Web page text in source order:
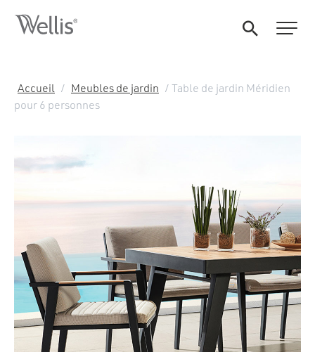
Accueil / Meubles de jardin
/ Table de jardin Méridien
pour 6 personnes